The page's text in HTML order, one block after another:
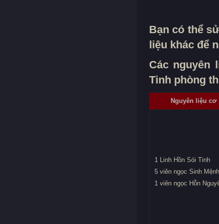
Bạn có thể
liệu khác để
Các nguyên
Tinh phòng
Nguyên liệu cơ
1 Linh Hồn Sói Tinh
5 viên ngọc Sinh Mệnh
1 viên ngọc Hỗn